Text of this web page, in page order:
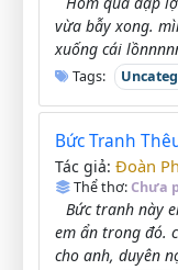
vừa bẫy xong.
xuống cái
Tags:
Bức Tranh
Tác giả: Đoàn
Thể thơ:Chưa
Bức tranh này
em ẩn trong đó.
cho anh, duyên